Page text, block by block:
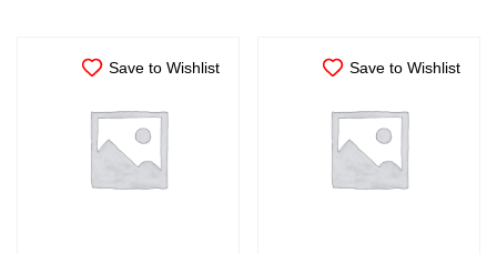
Save to Wishlist Save to Wishlist